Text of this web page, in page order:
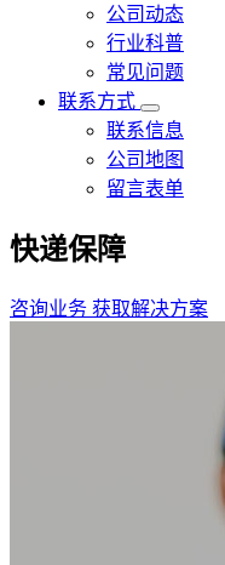
公司动态
行业科普
常见问题
联系方式
联系信息
公司地图
留言表单
快递保障
咨询业务 获取解决方案